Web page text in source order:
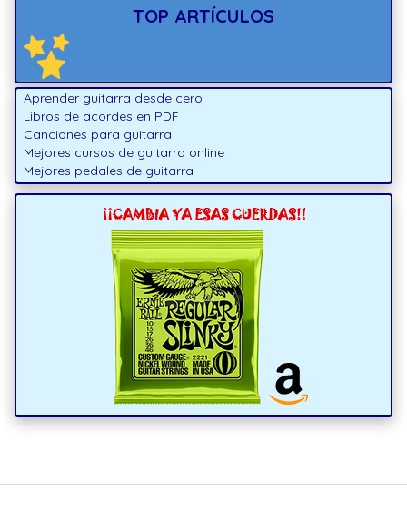
TOP ARTÍCULOS
Aprender guitarra desde cero
Libros de acordes en PDF
Canciones para guitarra
Mejores cursos de guitarra online
Mejores pedales de guitarra